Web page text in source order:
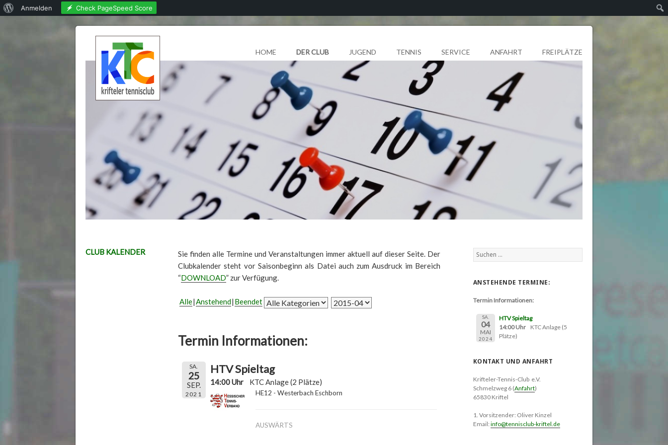
HOME DER CLUB JUGEND TENNIS SERVICE ANFAHRT FREIPLÄTZE
CLUB KALENDER
Suchen
nach:
ANSTEHENDE TERMINE:
Termin Informationen:
SA.
04
MAI
2024
HTV Spieltag
14:00 Uhr
KTC Anlage (5
Plätze)
KONTAKT UND ANFAHRT
Krifteler-Tennis-Club e.V.
Schmelzweg 6 (Anfahrt)
65830 Kriftel
1. Vorsitzender: Oliver Kinzel
Email: info@tennisclub-kriftel.de
Sie finden alle Termine und Veranstaltungen immer aktuell auf dieser Seite. Der
Clubkalender steht vor Saisonbeginn als Datei auch zum Ausdruck im Bereich
“DOWNLOAD” zur Verfügung.
Alle Anstehend Beendet
Termin Informationen:
SA.
25
SEP.
2021
HTV Spieltag
14:00 Uhr KTC Anlage (2 Plätze)
HE12 - Westerbach Eschborn
AUSWÄRTS
Über
Anmelden Check PageSpeed Score